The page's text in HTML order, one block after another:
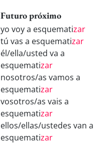
Futuro próximo
yo voy a esquematizar
tú vas a esquematizar
él/ella/usted va a
esquematizar
nosotros/as vamos a
esquematizar
vosotros/as vais a
esquematizar
ellos/ellas/ustedes van a
esquematizar